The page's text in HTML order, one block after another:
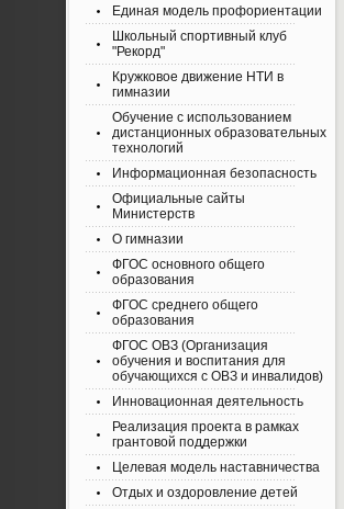
Единая модель профориентации
Школьный спортивный клуб
"Рекорд"
Кружковое движение НТИ в
гимназии
Обучение с использованием
дистанционных образовательных
технологий
Информационная безопасность
Официальные сайты
Министерств
О гимназии
ФГОС основного общего
образования
ФГОС среднего общего
образования
ФГОС ОВЗ (Организация
обучения и воспитания для
обучающихся с ОВЗ и инвалидов)
Инновационная деятельность
Реализация проекта в рамках
грантовой поддержки
Целевая модель наставничества
Отдых и оздоровление детей